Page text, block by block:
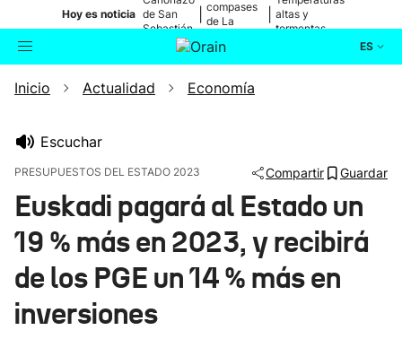
Hoy es noticia de San
Sebastián
compases
de La
altas y
tormentas
ES
Buscador Actualidad
Ikusmiran
Eguraldia
Inicio Actualidad Economía
Escuchar
PRESUPUESTOS DEL ESTADO 2023 Compartir Guardar
Euskadi pagará al Estado un
19 % más en 2023, y recibirá
de los PGE un 14 % más en
inversiones